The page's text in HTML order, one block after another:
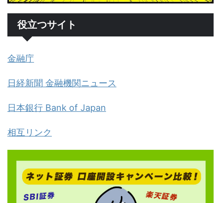
役立つサイト
金融庁
日経新聞 金融機関ニュース
日本銀行 Bank of Japan
相互リンク